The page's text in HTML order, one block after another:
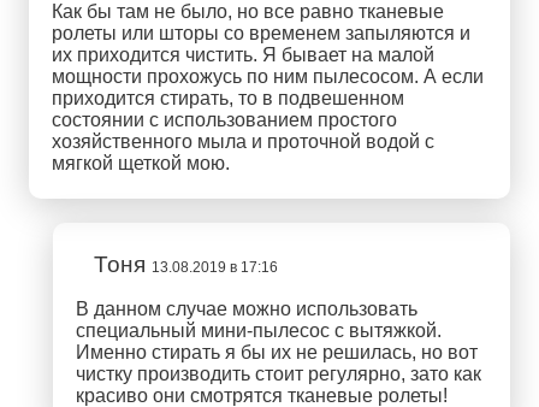
Как бы там не было, но все равно тканевые
ролеты или шторы со временем запыляются и
их приходится чистить. Я бывает на малой
мощности прохожусь по ним пылесосом. А если
приходится стирать, то в подвешенном
состоянии с использованием простого
хозяйственного мыла и проточной водой с
мягкой щеткой мою.
Тоня 13.08.2019 в 17:16
В данном случае можно использовать
специальный мини-пылесос с вытяжкой.
Именно стирать я бы их не решилась, но вот
чистку производить стоит регулярно, зато как
красиво они смотрятся тканевые ролеты!